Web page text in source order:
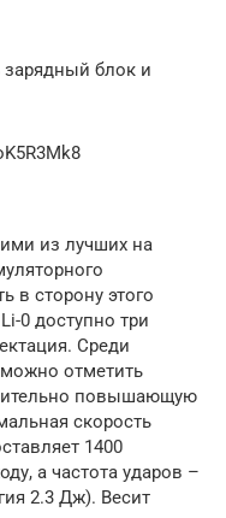
зарядный блок и
из лучших на
в сторону этого
0 доступно три
Среди
отметить
повышающую
скорость
1400
а частота ударов –
2.3 Дж). Весит